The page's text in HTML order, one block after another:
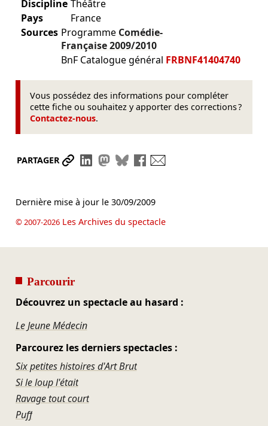
Discipline Théâtre
Pays
France
Sources Programme Comédie-
Française2009/2010
BnF Catalogue général FRBNF41404740
Vous possédez des informations pour compléter
cette fiche ou souhaitez y apporter des corrections ?
Contactez-nous.
PARTAGER Partager le lien
Partager sur LinkedIn
Partager sur Mastodon
Partager sur Bluesky
Partager sur Facebook
Dernière mise à jour le 30/09/2009
© 2007-2026Les Archives du spectacle
Parcourir
Découvrez un spectacle au hasard :
Le Jeune Médecin
Parcourez les derniers spectacles :
Six petites histoires d'Art Brut
Si le loup l'était
Ravage tout court
Puff